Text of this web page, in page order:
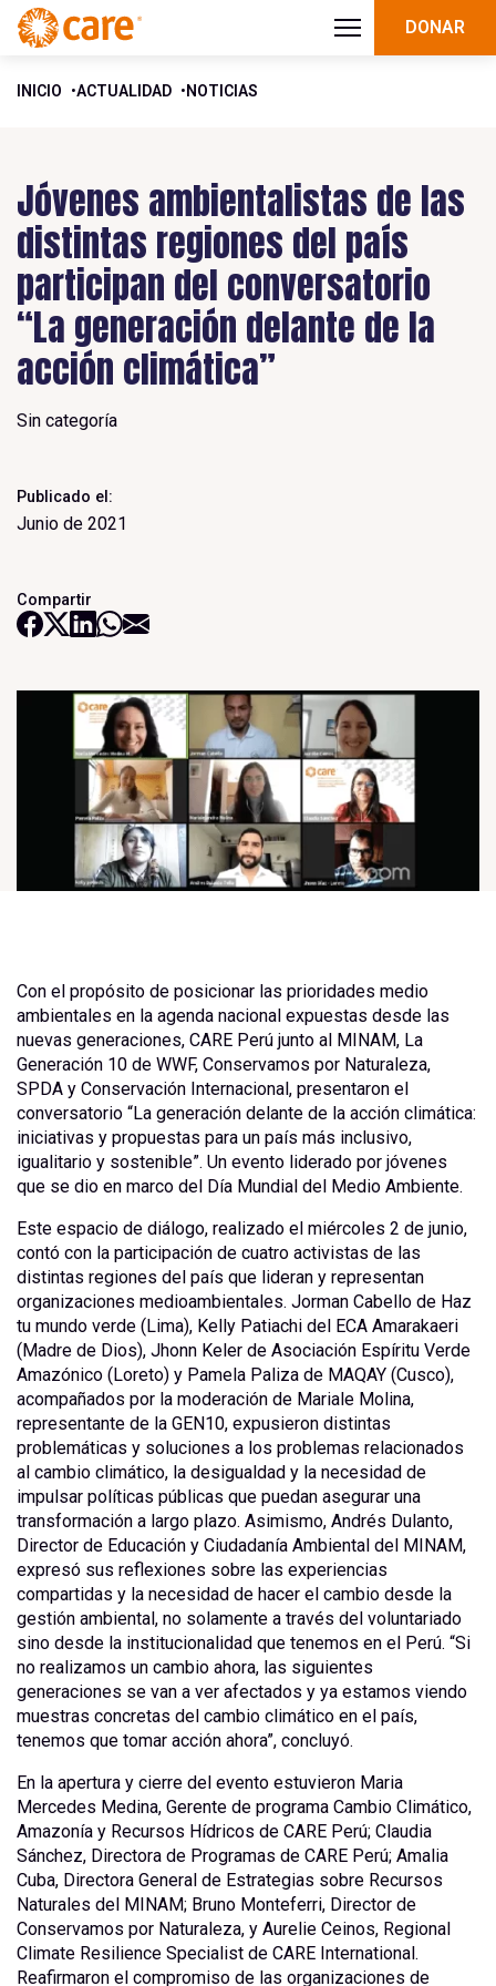
DONAR
INICIO ACTUALIDAD NOTICIAS
Jóvenes ambientalistas de las
distintas regiones del país
participan del conversatorio
“La generación delante de la
acción climática”
Sin categoría
Publicado el:
Junio de 2021
Compartir
Con el propósito de posicionar las prioridades medio
ambientales en la agenda nacional expuestas desde las
nuevas generaciones, CARE Perú junto al MINAM, La
Generación 10 de WWF, Conservamos por Naturaleza,
SPDA y Conservación Internacional, presentaron el
conversatorio “La generación delante de la acción climática:
iniciativas y propuestas para un país más inclusivo,
igualitario y sostenible”. Un evento liderado por jóvenes
que se dio en marco del Día Mundial del Medio Ambiente.
Este espacio de diálogo, realizado el miércoles 2 de junio,
contó con la participación de cuatro activistas de las
distintas regiones del país que lideran y representan
organizaciones medioambientales. Jorman Cabello de Haz
tu mundo verde (Lima), Kelly Patiachi del ECA Amarakaeri
(Madre de Dios), Jhonn Keler de Asociación Espíritu Verde
Amazónico (Loreto) y Pamela Paliza de MAQAY (Cusco),
acompañados por la moderación de Mariale Molina,
representante de la GEN10, expusieron distintas
problemáticas y soluciones a los problemas relacionados
al cambio climático, la desigualdad y la necesidad de
impulsar políticas públicas que puedan asegurar una
transformación a largo plazo. Asimismo, Andrés Dulanto,
Director de Educación y Ciudadanía Ambiental del MINAM,
expresó sus reflexiones sobre las experiencias
compartidas y la necesidad de hacer el cambio desde la
gestión ambiental, no solamente a través del voluntariado
sino desde la institucionalidad que tenemos en el Perú. “Si
no realizamos un cambio ahora, las siguientes
generaciones se van a ver afectados y ya estamos viendo
muestras concretas del cambio climático en el país,
tenemos que tomar acción ahora”, concluyó.
En la apertura y cierre del evento estuvieron Maria
Mercedes Medina, Gerente de programa Cambio Climático,
Amazonía y Recursos Hídricos de CARE Perú; Claudia
Sánchez, Directora de Programas de CARE Perú; Amalia
Cuba, Directora General de Estrategias sobre Recursos
Naturales del MINAM; Bruno Monteferri, Director de
Conservamos por Naturaleza, y Aurelie Ceinos, Regional
Climate Resilience Specialist de CARE International.
Reafirmaron el compromiso de las organizaciones de